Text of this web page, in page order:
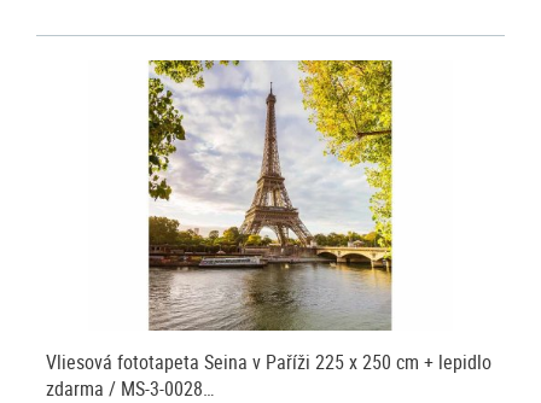
Vliesová fototapeta Seina v Paříži 225 x 250 cm + lepidlo
zdarma / MS-3-0028…